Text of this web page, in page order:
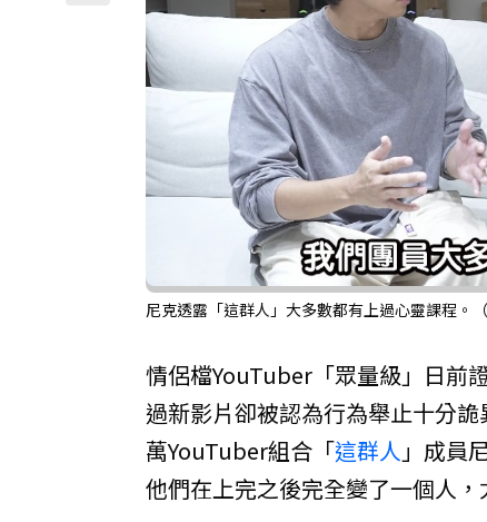
尼克透露「這群人」大多數都有上過心靈課程。（
情侶檔YouTuber「眾量級」日前
過新影片卻被認為行為舉止十分
萬YouTuber組合「這群人 」成員
他們在上完之後完全變了一個人